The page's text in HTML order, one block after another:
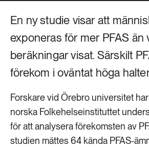
En ny studie visar att
exponeras för mer PFAS än
beräkningar visat. Särskilt
förekom i oväntat höga
Forskare vid Örebro universitet
norska Folkehelseinstituttet
för att analysera förekomsten av
studien mättes 64 kända PFAS-